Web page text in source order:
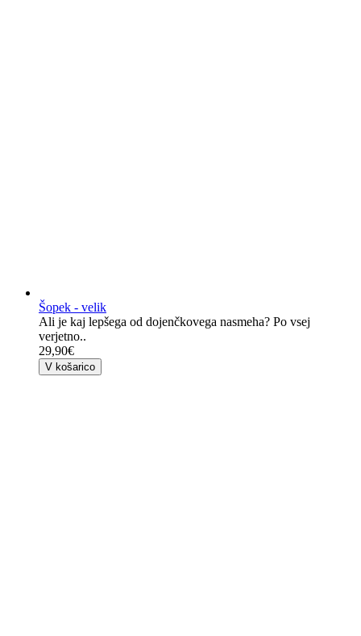
Šopek - velik
Ali je kaj lepšega od dojenčkovega nasmeha? Po vsej
verjetno..
29,90€